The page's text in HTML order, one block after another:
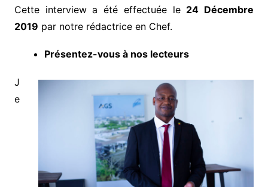
Cette interview a été effectuée le 24 Décembre
2019 par notre rédactrice en Chef.
Présentez-vous à nos lecteurs
J
e